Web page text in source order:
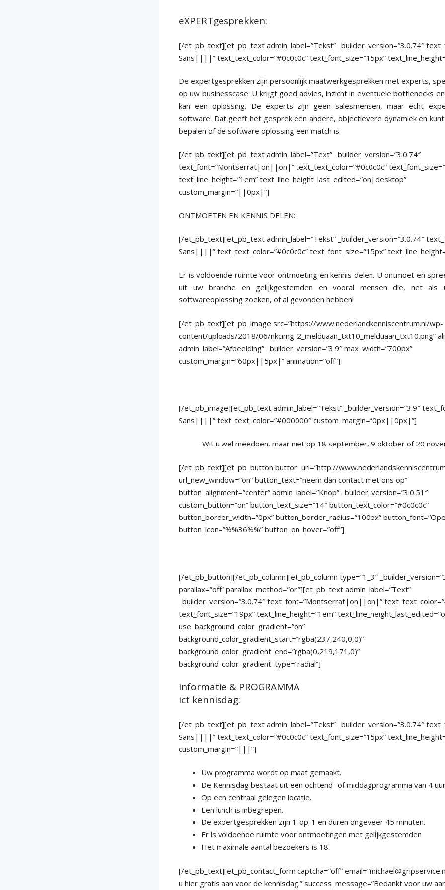
eXPERTgesprekken:
[/et_pb_text][et_pb_text admin_label=”Tekst” _builder_version=”3.0.74″
Sans||||” text_text_color=”#0c0c0c” text_font_size=”15px”
De expertgesprekken zijn persoonlijk maatwerkgesprekken met experts,
op uw businesscase. U krijgt goed advies, inzicht in eventuele bottlenecks
kan een oplossing. De experts zijn geen salesmensen, maar echt
software. Dat geeft het gesprek een andere, objectievere dynamiek en
bepalen of de software oplossing een match is.
[/et_pb_text][et_pb_text admin_label=”Text” _builder_version=”3.0.74″
text_font=”Montserrat|on||on|” text_text_color=”#0c0c0c”
text_line_height=”1em” text_line_height_last_edited=”on|desktop”
custom_margin=”||0px|”]
ONTMOETEN EN KENNIS DELEN:
[/et_pb_text][et_pb_text admin_label=”Tekst” _builder_version=”3.0.74″
Sans||||” text_text_color=”#0c0c0c” text_font_size=”15px”
Er is voldoende ruimte voor ontmoeting en kennis delen. U ontmoet en
uit uw branche en gelijkgestemden en vooral mensen die, net als
softwareoplossing zoeken, of al gevonden hebben!
[/et_pb_text][et_pb_image src=”https://www.nederlandkenniscentrum.nl/wp-
content/uploads/2018/06/nkcimg-2_melduaan_txt10_melduaan_txt10.png”
admin_label=”Afbeelding” _builder_version=”3.9″ max_width=”700px”
custom_margin=”60px||5px|” animation=”off”]
[/et_pb_image][et_pb_text admin_label=”Tekst” _builder_version=”3.9″
Sans||||” text_text_color=”#000000″ custom_margin=”0px||0px|”]
Wit u wel meedoen, maar niet op 18 september, 9 oktober of 20
[/et_pb_text][et_pb_button button_url=”http://
url_new_window=”on” button_text=”neem dan contact met ons op”
button_alignment=”center” admin_label=”Knop” _builder_version=”3.0.51″
custom_button=”on” button_text_size=”14″ button_text_color=”#0c0c0c”
button_border_width=”0px” button_border_radius=”100px”
button_icon=”%%36%%” button_on_hover=”off”]
[/et_pb_button][/et_pb_column][et_pb_column type=”1_3″
parallax=”off” parallax_method=”on”][et_pb_text admin_label=”Text”
_builder_version=”3.0.74″ text_font=”Montserrat|on||on|”
text_font_size=”19px” text_line_height=”1em”
use_background_color_gradient=”on”
background_color_gradient_start=”rgba(237,240,0,0)”
background_color_gradient_end=”rgba(0,219,171,0)”
background_color_gradient_type=”radial”]
informatie & PROGRAMMA
ict kennisdag:
[/et_pb_text][et_pb_text admin_label=”Tekst” _builder_version=”3.0.74″
Sans||||” text_text_color=”#0c0c0c” text_font_size=”15px”
custom_margin=”|||”]
Uw programma wordt op maat gemaakt.
De Kennisdag bestaat uit een ochtend- of middagprogramma van 4
Op een centraal gelegen locatie.
Een lunch is inbegrepen.
De expertgesprekken zijn 1-op-1 en duren ongeveer 45 minuten.
Er is voldoende ruimte voor ontmoetingen met gelijkgestemden
Het maximale aantal bezoekers is 18.
[/et_pb_text][et_pb_contact_form captcha=”off”
u hier gratis aan voor de kennisdag.” success_message=”Bedankt voor uw